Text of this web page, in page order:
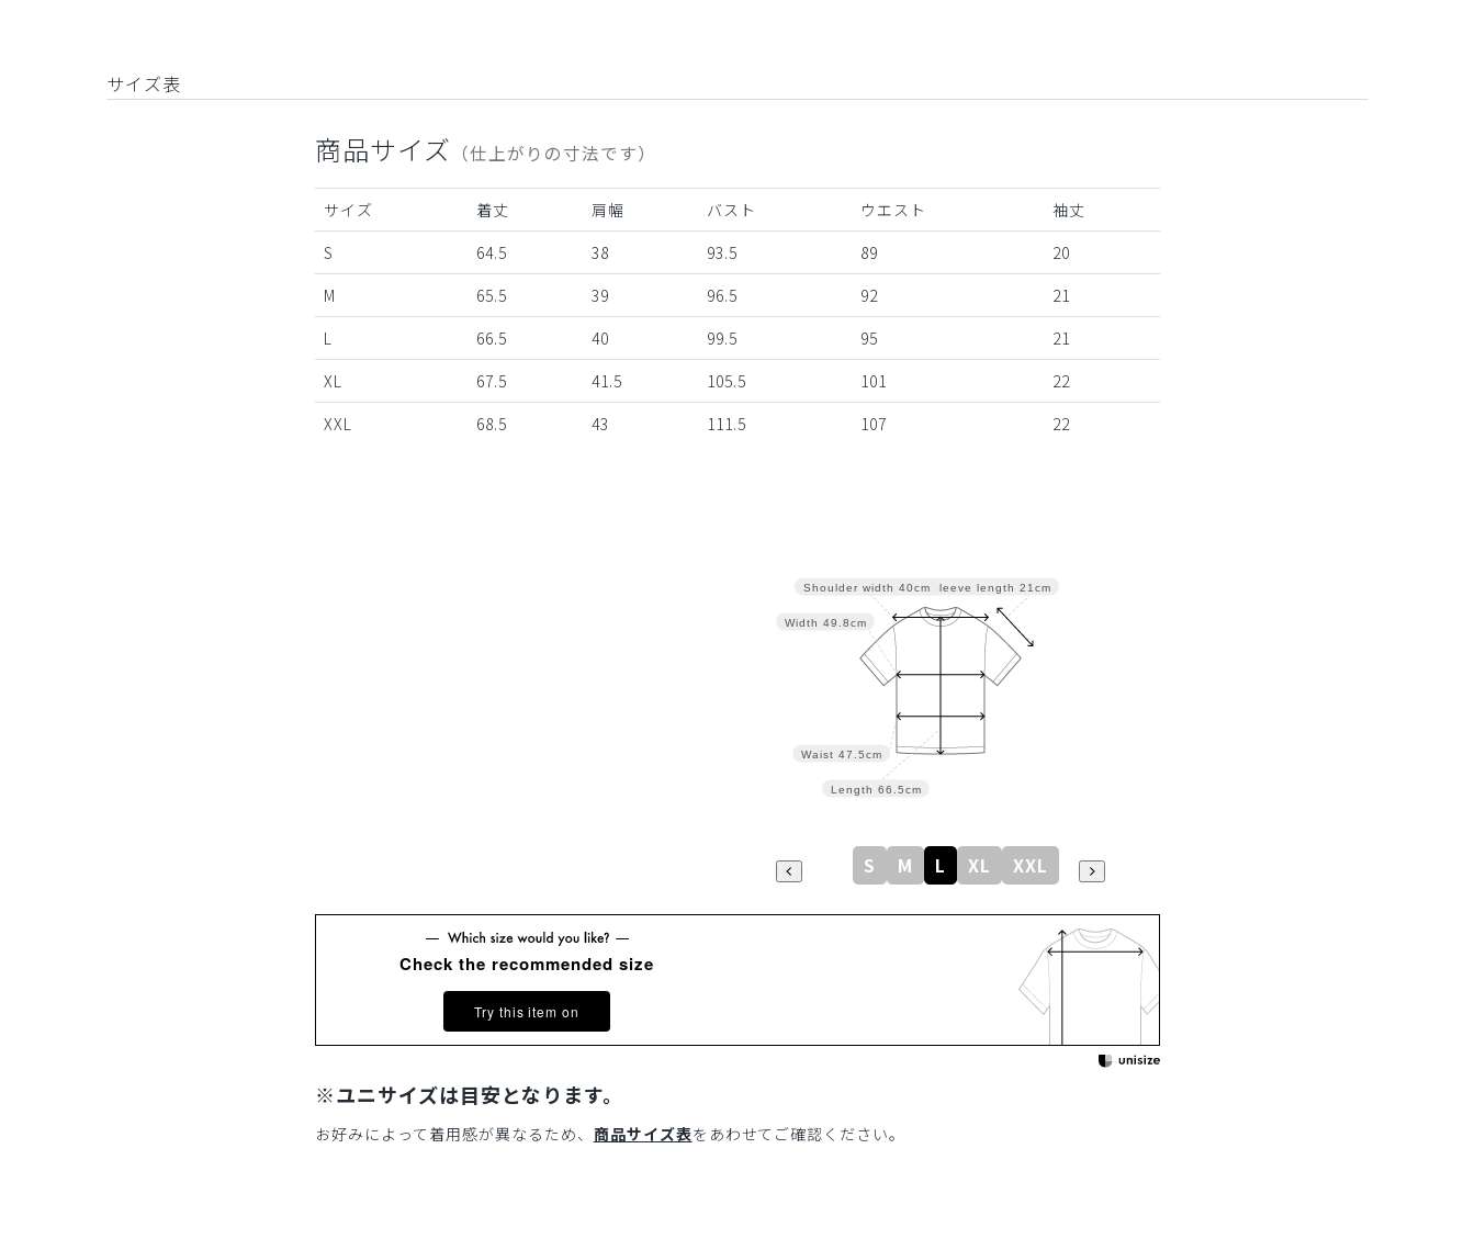
サイズ表
商品サイズ （仕上がりの寸法です）
サイズ 着丈 肩幅 バスト ウエスト
袖丈
S
64.5 38 93.5 89
20
M
65.5 39 96.5 92
21
L
66.5 40 99.5 95
21
XL
67.5 41.5 105.5 101
22
XXL
68.5 43 111.5 107 22
Sleeve length 21cm
Length 66.5cm
Waist 47.5cm
Width 49.8cm
Shoulder width 40cm
S M L XL XXL
Check the recommended size
Try this item on
※ユニサイズは目安となります。
お好みによって着用感が異なるため、 商品サイズ表をあわせてご確認ください。